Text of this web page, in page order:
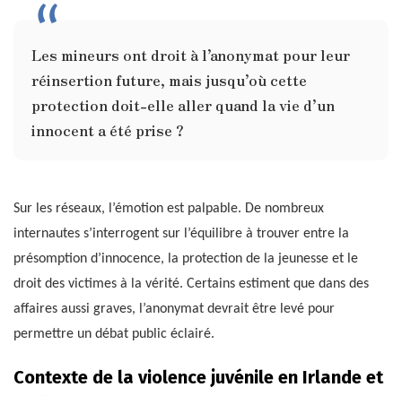
Les mineurs ont droit à l’anonymat pour leur
réinsertion future, mais jusqu’où cette
protection doit-elle aller quand la vie d’un
innocent a été prise ?
Sur les réseaux, l’émotion est palpable. De nombreux
internautes s’interrogent sur l’équilibre à trouver entre la
présomption d’innocence, la protection de la jeunesse et le
droit des victimes à la vérité. Certains estiment que dans des
affaires aussi graves, l’anonymat devrait être levé pour
permettre un débat public éclairé.
Contexte de la violence juvénile en Irlande et